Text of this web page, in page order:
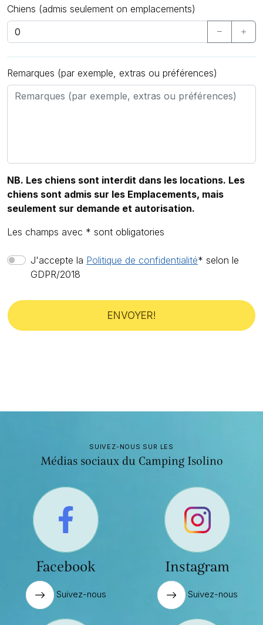
Chiens (admis seulement on emplacements)
Remarques (par exemple, extras ou préférences)
NB. Les chiens sont interdit dans les locations. Les
chiens sont admis sur les Emplacements, mais
seulement sur demande et autorisation.
Les champs avec * sont obligatories
J'accepte la Politique de confidentialité* selon le
GDPR/2018
ENVOYER!
SUIVEZ-NOUS SUR LES
Médias sociaux du Camping Isolino
Facebook
Suivez-nous
Instagram
Suivez-nous